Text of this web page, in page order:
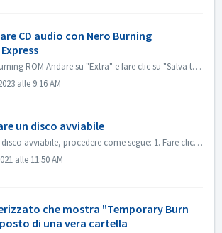
CD audio con Nero Burning
Aprire Nero Burning ROM Andare su "Extra" e fare clic su "Salva tracce audio". Nella scheda "sorgente", selezionare le trac...
alle 9:16 AM
un disco avviabile
Per creare un disco avviabile, procedere come segue: 1. Fare clic sul pulsante Nuovo nella schermata principale di Nero Burning ROM. ->Si apre la finest...
alle 11:50 AM
che mostra "Temporary Burn
di una vera cartella